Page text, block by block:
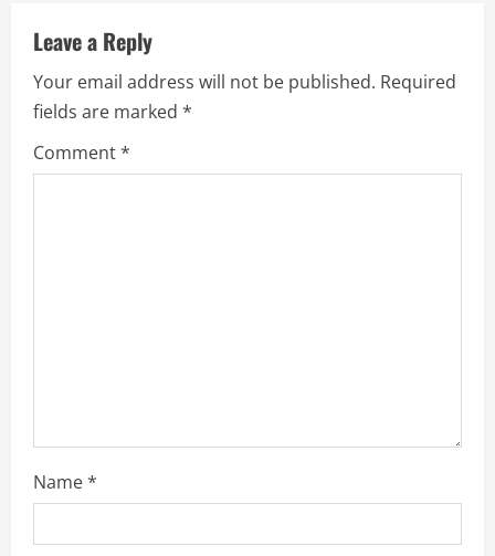
e
R
e
Leave a Reply
Your email address will not be published. Required
fields are marked *
Comment*
Name*